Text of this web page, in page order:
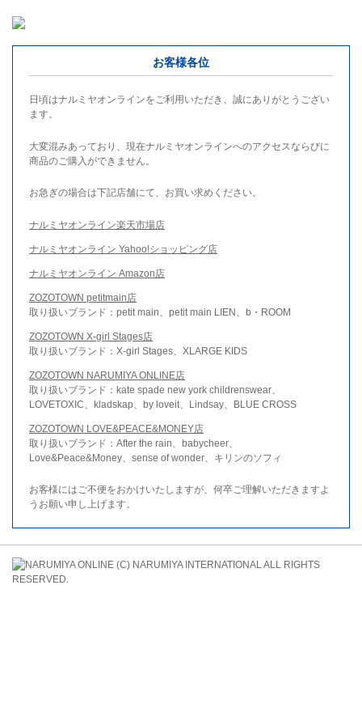
お客様各位
日頃はナルミヤオンラインをご利用いただき、誠にありがとうござい
ます。
大変混みあっており、現在ナルミヤオンラインへのアクセスならびに
商品のご購入ができません。
お急ぎの場合は下記店舗にて、お買い求めください。
ナルミヤオンライン楽天市場店
ナルミヤオンライン Yahoo!ショッピング店
ナルミヤオンライン Amazon店
ZOZOTOWN petitmain店
取り扱いブランド：petit main、petit main LIEN、b・ROOM
ZOZOTOWN X-girl Stages店
取り扱いブランド：X-girl Stages、XLARGE KIDS
ZOZOTOWN NARUMIYA ONLINE店
取り扱いブランド：kate spade new york childrenswear、
LOVETOXIC、kladskap、by loveit、Lindsay、BLUE CROSS
ZOZOTOWN LOVE&PEACE&MONEY店
取り扱いブランド：After the rain、babycheer、
Love&Peace&Money、sense of wonder、キリンのソフィ
お客様にはご不便をおかけいたしますが、何卒ご理解いただきますよ
うお願い申し上げます。